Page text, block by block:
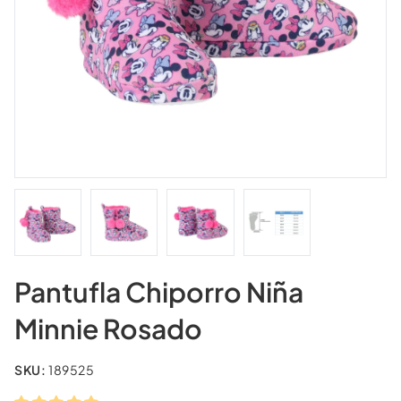
Pantufla Chiporro Niña
Minnie Rosado
SKU: 189525